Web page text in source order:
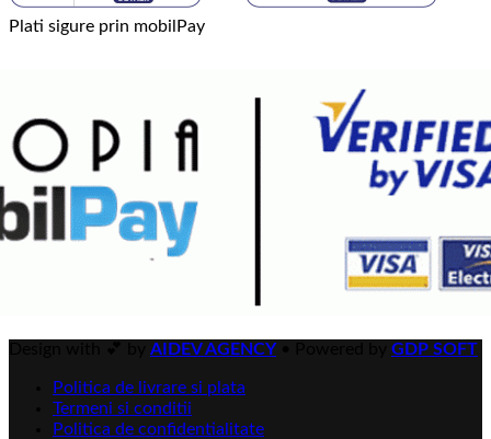
Plati sigure prin mobilPay
AIDEV AGENCY GDP SOFT
Politica de livrare si plata
Termeni si conditii
Politica de confidentialitate